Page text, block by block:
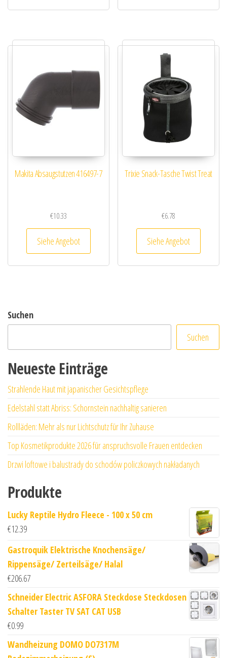
Makita Absaugstutzen 416497-7
€10.33
Siehe Angebot
Trixie Snack-Tasche Twist Treat
€6.78
Siehe Angebot
Suchen
Suchen
Neueste Einträge
Strahlende Haut mit japanischer Gesichtspflege
Edelstahl statt Abriss: Schornstein nachhaltig sanieren
Rollläden: Mehr als nur Lichtschutz für Ihr Zuhause
Top Kosmetikprodukte 2026 für anspruchsvolle Frauen entdecken
Drzwi loftowe i balustrady do schodów policzkowych nakładanych
Produkte
Lucky Reptile Hydro Fleece - 100 x 50 cm
€12.39
Gastroquik Elektrische Knochensäge/
Rippensäge/ Zerteilsäge/ Halal
€206.67
Schneider Electric ASFORA Steckdose Steckdosen
Schalter Taster TV SAT CAT USB
€0.99
Wandheizung DOMO DO7317M